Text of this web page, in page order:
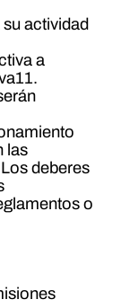
actividad
a
las
deberes
o